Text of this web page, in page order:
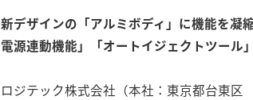
新デザインの「アルミボディ」に機能を凝
電源連動機能」「オートイジェクトツール
ロジテック株式会社（本社：東京都台東